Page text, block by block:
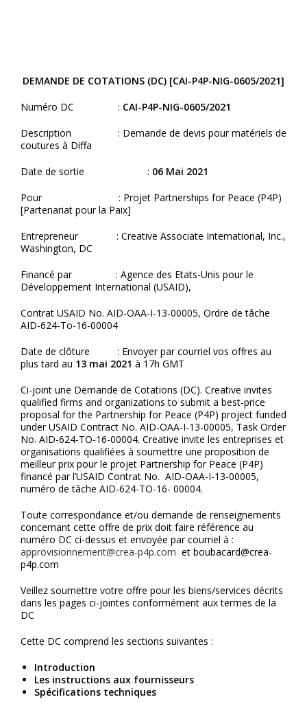
DEMANDE DE COTATIONS (DC) [CAI-P4P-NIG-0605/2021]
Numéro DC : CAI-P4P-NIG-0605/2021
Description : Demande de devis pour matériels de
coutures à Diffa
Date de sortie : 06 Mai 2021
Pour : Projet Partnerships for Peace (P4P)
[Partenariat pour la Paix]
Entrepreneur : Creative Associate International, Inc.,
Washington, DC
Financé par : Agence des Etats-Unis pour le
Développement International (USAID),
Contrat USAID No. AID-OAA-I-13-00005, Ordre de tâche
AID-624-To-16-00004
Date de clôture : Envoyer par courriel vos offres au
plus tard au 13 mai 2021 à 17h GMT
Ci-joint une Demande de Cotations (DC). Creative invites
qualified firms and organizations to submit a best-price
proposal for the Partnership for Peace (P4P) project funded
under USAID Contract No. AID-OAA-I-13-00005, Task Order
No. AID-624-TO-16-00004. Creative invite les entreprises et
organisations qualifiées à soumettre une proposition de
meilleur prix pour le projet Partnership for Peace (P4P)
financé par l’USAID Contrat No. AID-OAA-I-13-00005,
numéro de tâche AID-624-TO-16- 00004.
Toute correspondance et/ou demande de renseignements
concernant cette offre de prix doit faire référence au
numéro DC ci-dessus et envoyée par courriel à :
approvisionnement@crea-p4p.com et boubacard@crea-
p4p.com
Veillez soumettre votre offre pour les biens/services décrits
dans les pages ci-jointes conformément aux termes de la
DC
Cette DC comprend les sections suivantes :
Introduction
Les instructions aux fournisseurs
Spécifications techniques